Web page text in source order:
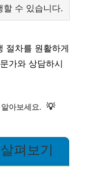
할 수 있습니다.
절차를 원활하게
가와 상담하시
아보세요. 💡
펴보기